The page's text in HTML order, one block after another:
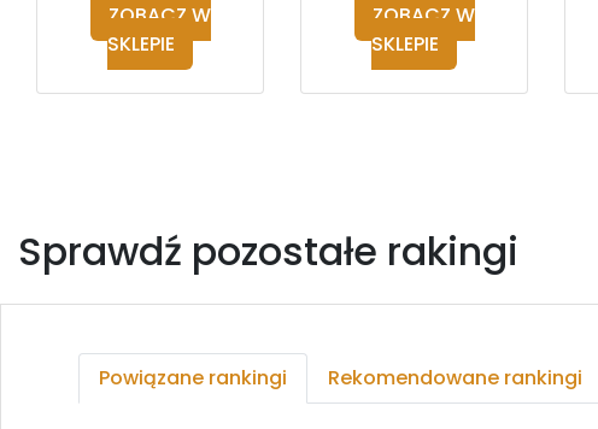
ZOBACZ W
SKLEPIE
ZOBACZ W
SKLEPIE
Sprawdź pozostałe rakingi
Powiązane rankingi Rekomendowane rankingi